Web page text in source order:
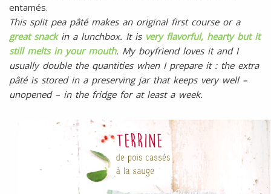
entamés.
This split pea pâté makes an original first course or a
great snackin a lunchbox. It is very flavorful, hearty but it
still melts in your mouth. My boyfriend loves it and I
usually double the quantities when I prepare it : the extra
pâté is stored in a preserving jar that keeps very well –
unopened – in the fridge for at least a week.